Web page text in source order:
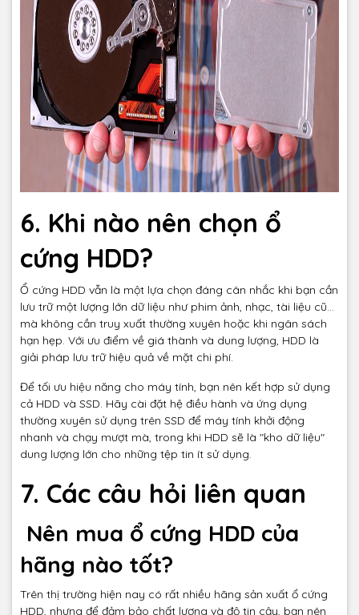
6. Khi nào nên chọn ổ
cứng HDD?
Ổ cứng HDD vẫn là một lựa chọn đáng cân nhắc khi bạn cần
lưu trữ một lượng lớn dữ liệu như phim ảnh, nhạc, tài liệu cũ...
mà không cần truy xuất thường xuyên hoặc khi ngân sách
hạn hẹp. Với ưu điểm về giá thành và dung lượng, HDD là
giải pháp lưu trữ hiệu quả về mặt chi phí.
Để tối ưu hiệu năng cho máy tính, bạn nên kết hợp sử dụng
cả HDD và SSD. Hãy cài đặt hệ điều hành và ứng dụng
thường xuyên sử dụng trên SSD để máy tính khởi động
nhanh và chạy mượt mà, trong khi HDD sẽ là "kho dữ liệu"
dung lượng lớn cho những tệp tin ít sử dụng.
7. Các câu hỏi liên quan
Nên mua ổ cứng HDD của
hãng nào tốt?
Trên thị trường hiện nay có rất nhiều hãng sản xuất ổ cứng
HDD, nhưng để đảm bảo chất lượng và độ tin cậy, bạn nên